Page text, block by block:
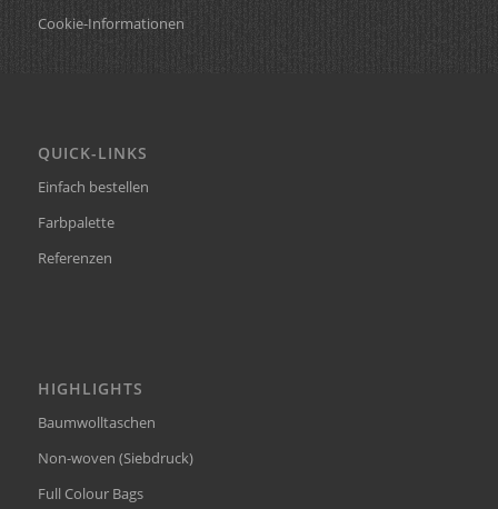
Cookie-Informationen
QUICK-LINKS
Einfach bestellen
Farbpalette
Referenzen
HIGHLIGHTS
Baumwolltaschen
Non-woven (Siebdruck)
Full Colour Bags